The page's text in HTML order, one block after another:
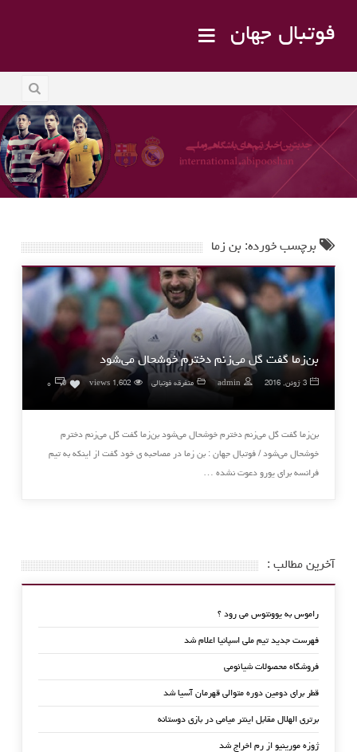
فوتبال جهان
برچسب خورده: بن زما
بن‌زما گفت گل می‌زنم دخترم خوشحال می‌شود
3 ژوئن, 2016 admin متفرقه فوتبالی 1,602 views
0 ۰
بن‌زما گفت گل می‌زنم دخترم خوشحال می‌شود بن‌زما گفت گل می‌زنم دخترم
خوشحال می‌شود / فوتبال جهان : بن زما در مصاحبه ی خود گفت از اینکه به تیم
فرانسه برای یورو دعوت نشده …
آخرین مطالب :
راموس به یوونتوس می رود ؟
فهرست جدید تیم ملی اسپانیا اعلام شد
فروشگاه محصولات شیائومی
قطر برای دومین دوره متوالی قهرمان آسیا شد
برتری الهلال مقابل اینتر میامی در بازی دوستانه
ژوزه مورینیو از رم اخراج شد